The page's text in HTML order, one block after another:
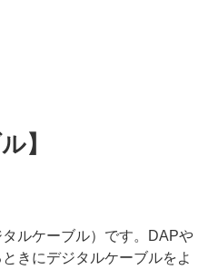
】
ルケーブル）です。DAPや
きにデジタルケーブルをよ